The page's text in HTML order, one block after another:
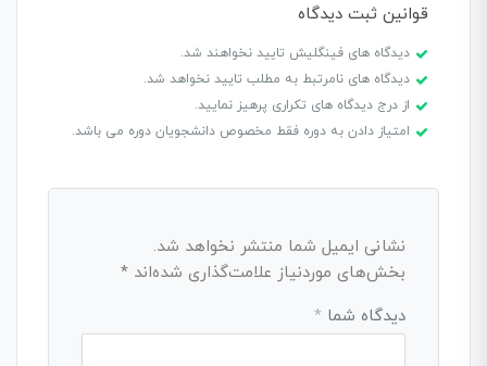
قوانین ثبت دیدگاه
دیدگاه های فینگلیش تایید نخواهند شد.
دیدگاه های نامرتبط به مطلب تایید نخواهد شد.
از درج دیدگاه های تکراری پرهیز نمایید.
امتیاز دادن به دوره فقط مخصوص دانشجویان دوره می باشد.
نشانی ایمیل شما منتشر نخواهد شد.
بخش‌های موردنیاز علامت‌گذاری شده‌اند *
دیدگاه شما *